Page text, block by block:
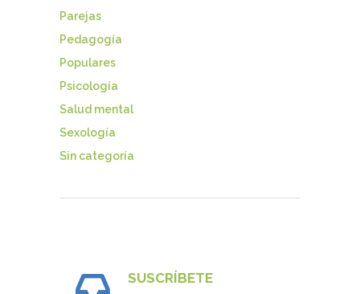
Parejas
Pedagogía
Populares
Psicología
Salud mental
Sexología
Sin categoría
SUSCRÍBETE